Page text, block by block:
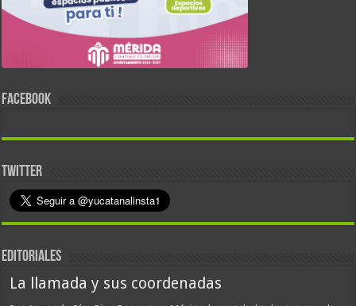
FACEBOOK
TWITTER
EDITORIALES
La llamada y sus coordenadas